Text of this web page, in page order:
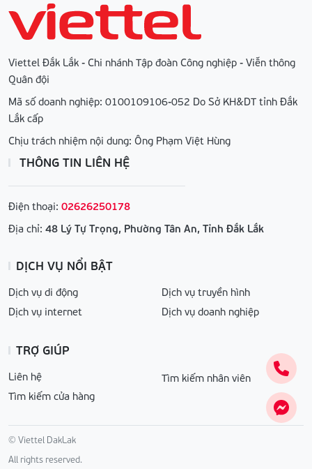
Viettel Đắk Lắk - Chi nhánh Tập đoàn Công nghiệp - Viễn thông
Quân đội
Mã số doanh nghiệp: 0100109106-052 Do Sở KH&DT tỉnh Đắk
Lắk cấp
Chịu trách nhiệm nội dung: Ông Phạm Việt Hùng
THÔNG TIN LIÊN HỆ
Điện thoại: 02626250178
Địa chỉ: 48 Lý Tự Trọng, Phường Tân An, Tỉnh Đắk Lắk
DỊCH VỤ NỔI BẬT
Dịch vụ di động
Dịch vụ internet
Dịch vụ truyền hình
Dịch vụ doanh nghiệp
TRỢ GIÚP
Liên hệ
Tìm kiếm cửa hàng
Tìm kiếm nhân viên
© Viettel DakLak
All rights reserved.